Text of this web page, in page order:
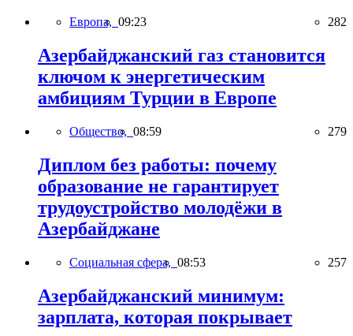
Европа, 09:23 282
Азербайджанский газ становится
ключом к энергетическим
амбициям Турции в Европе
Общество, 08:59 279
Диплом без работы: почему
образование не гарантирует
трудоустройство молодёжи в
Азербайджане
Социальная сфера, 08:53 257
Азербайджанский минимум:
зарплата, которая покрывает